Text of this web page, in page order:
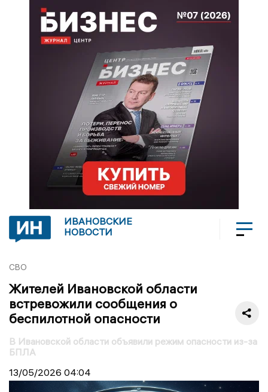
ИВАНОВСКИЕ
НОВОСТИ
СВО
Жителей Ивановской области
встревожили сообщения о
беспилотной опасности
В Ивановской области объявили режим опасности из-за
БПЛА
13/05/2026 04:04